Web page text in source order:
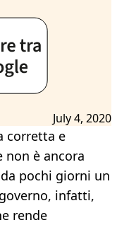
July 4, 2020
corretta e
è ancora
pochi giorni un
infatti,
rende